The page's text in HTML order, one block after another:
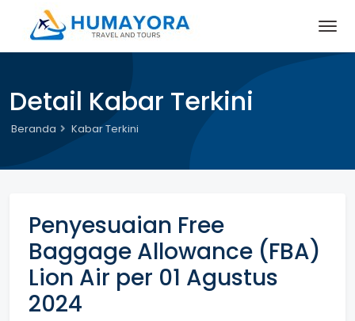
Detail Kabar Terkini
Beranda Kabar Terkini
Penyesuaian Free
Baggage Allowance (FBA)
Lion Air per 01 Agustus
2024